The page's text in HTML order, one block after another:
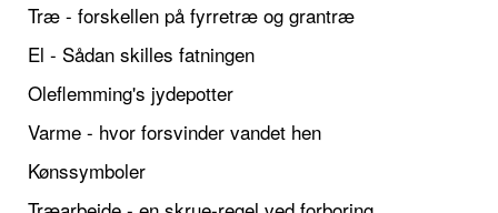
Træ - forskellen på fyrretræ og grantræ
El - Sådan skilles fatningen
Oleflemming's jydepotter
Varme - hvor forsvinder vandet hen
Kønssymboler